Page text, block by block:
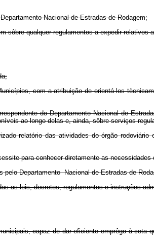
Nacional de Estradas de Rodagem;
sôbre qualquer regulamentos a expedir
com a atribuição de orientá-los
do Departamento Nacional de
ao longo delas e, ainda, sôbre serviços
relatório das atividades do órgão
para conhecer diretamente as necessidades
pelo Departamento Nacional de Estradas de
as leis, decretos, regulamentos e instruções
capaz de dar eficiente emprêgo à cota